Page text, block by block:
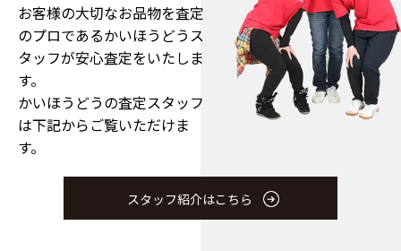
お客様の大切なお品物を査定
のプロであるかいほうどうス
タッフが安心査定をいたしま
す。
かいほうどうの査定スタッフ
は下記からご覧いただけま
す。
スタッフ紹介はこちら